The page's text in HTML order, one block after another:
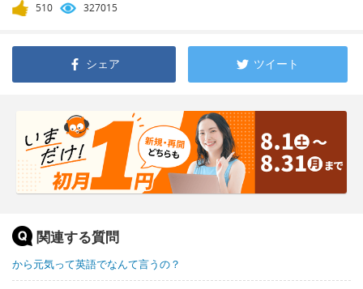
510 327015
シェア ツイート
関連する質問
から元気って英語でなんて言うの？